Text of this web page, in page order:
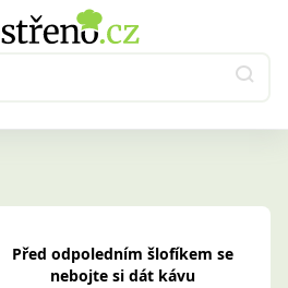
Před odpoledním šlofíkem se
nebojte si dát kávu